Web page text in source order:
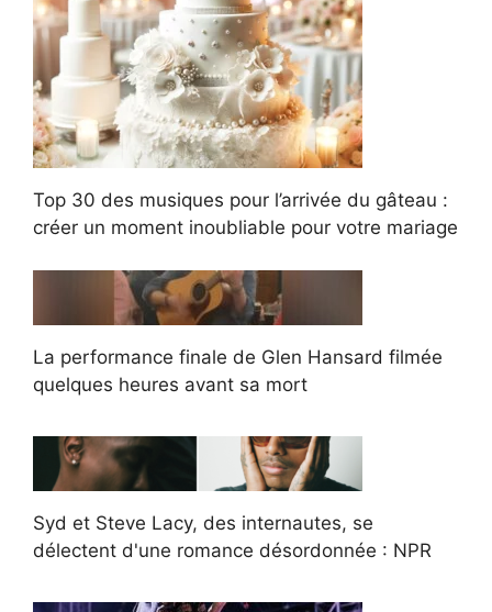
Top 30 des musiques pour l’arrivée du gâteau :
créer un moment inoubliable pour votre mariage
La performance finale de Glen Hansard filmée
quelques heures avant sa mort
Syd et Steve Lacy, des internautes, se
délectent d'une romance désordonnée : NPR